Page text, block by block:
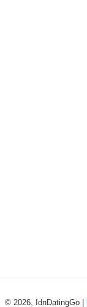
© 2026, IdnDatingGo |